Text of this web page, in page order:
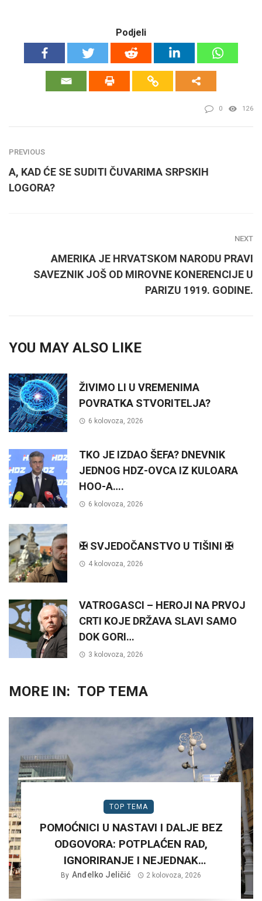
Podjeli
0 126
PREVIOUS
A, KAD ĆE SE SUDITI ČUVARIMA SRPSKIH
LOGORA?
NEXT
AMERIKA JE HRVATSKOM NARODU PRAVI
SAVEZNIK JOŠ OD MIROVNE KONERENCIJE U
PARIZU 1919. GODINE.
YOU MAY ALSO LIKE
ŽIVIMO LI U VREMENIMA
POVRATKA STVORITELJA?
6 kolovoza, 2026
TKO JE IZDAO ŠEFA? DNEVNIK
JEDNOG HDZ-OVCA IZ KULOARA
HOO-A….
6 kolovoza, 2026
✠ SVJEDOČANSTVO U TIŠINI ✠
4 kolovoza, 2026
VATROGASCI – HEROJI NA PRVOJ
CRTI KOJE DRŽAVA SLAVI SAMO
DOK GORI…
3 kolovoza, 2026
MORE IN: TOP TEMA
TOP TEMA
POMOĆNICI U NASTAVI I DALJE BEZ
ODGOVORA: POTPLAĆEN RAD,
IGNORIRANJE I NEJEDNAK
TRETMAN…
By Anđelko Jeličić 2 kolovoza, 2026